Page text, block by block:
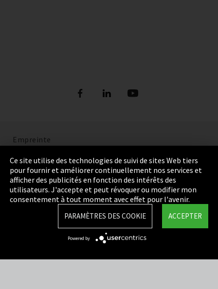
Empreinte
Politique de confidentialité
Cookie Settings
Termes et Conditions
Integrity Line
Ce site utilise des technologies de suivi de sites Web tiers
pour fournir et améliorer continuellement nos services et
afficher des publicités en fonction des intérêts des
utilisateurs. J'accepte et peut révoquer ou modifier mon
consentement à tout moment avec effet pour l'avenir.
ACCEPTER
PARAMÈTRES DES COOKIE
Powered by